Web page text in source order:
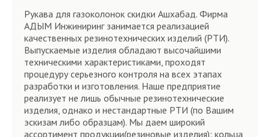
Рукава для газоколонок скидки Ашхабад. Фирма
АДЫМ Инжиниринг занимается реализацией
качественных резинотехнических изделий (РТИ).
Выпускаемые изделия обладают высочайшими
техническими характеристиками, проходят
процедуру серьезного контроля на всех этапах
разработки и изготовления. Наше предприятие
реализует не лишь обычные резинотехнические
изделия, однако и нестандартные РТИ (по Вашим
эскизам либо образцам). Мы даем широкий
ассортимент продукции(резиновые изделия): кольца